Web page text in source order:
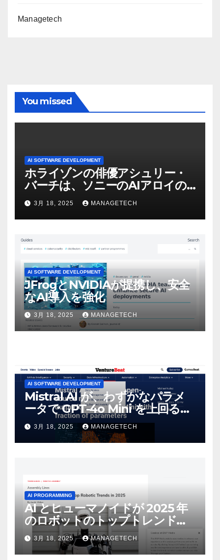
Managetech
You missed
AI SOFTWARE DEVELOPMENT
ホライゾンの俳優アシュリー・
バーチは、ソニーのAIアロイの
ビデオを見て「ゲームパフォー
マンスという芸術形式に不安を
感じた」と語る – IGN
3月 18, 2025 MANAGETECH
AI SOFTWARE DEVELOPMENT
JFrogとNVIDIAが提携し、安全
なAI導入を強化
3月 18, 2025 MANAGETECH
AI SOFTWARE DEVELOPMENT
Mistral AI が、わずかなパラメ
ータで GPT-4o Mini を上回る新
しいオープンソース モデルをリ
リース | VentureBeat
3月 18, 2025 MANAGETECH
AI PROGRAMMING
AI とヒューマノイドが 2025 年
のロボットのトップトレンドに |
ASSEMBLY
3月 18, 2025 MANAGETECH